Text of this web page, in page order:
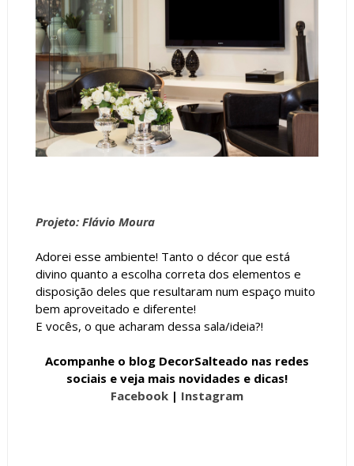
Projeto: Flávio Moura
Adorei esse ambiente! Tanto o décor que está
divino quanto a escolha correta dos elementos e
disposição deles que resultaram num espaço muito
bem aproveitado e diferente!
E vocês, o que acharam dessa sala/ideia?!
Acompanhe o blog DecorSalteado nas redes
sociais e veja mais novidades e dicas!
Facebook| Instagram